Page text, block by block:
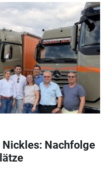
Nachfolge